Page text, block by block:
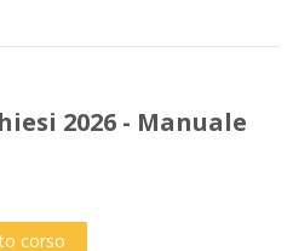
2026 - Manuale
corso